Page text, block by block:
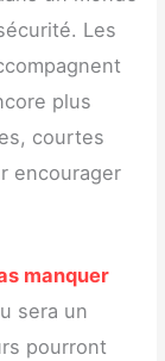
Les
plus
courtes
encourager
manquer
sera un
pourront